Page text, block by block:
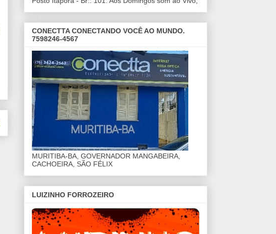
CONECTTA CONECTANDO VOCÊ AO MUNDO.
7598246-4567
MURITIBA-BA, GOVERNADOR MANGABEIRA,
CACHOEIRA, SÃO FÉLIX
LUIZINHO FORROZEIRO